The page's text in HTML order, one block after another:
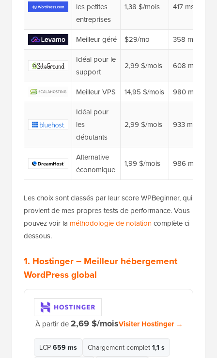
les petites
entreprises
1,38 $/mois 417 ms
Meilleur géré $29/mo
358 ms 👑
Idéal pour le
support
2,99 $/mois 608 ms
Meilleur VPS 14,95 $/mois
980 ms
Idéal pour
les
débutants
2,99 $/mois 933 ms
Alternative
économique
1,99 $/mois 986 ms
Les choix sont classés par leur score WPBeginner, qui
provient de mes propres tests de performance. Vous
pouvez voir la méthodologie de notationcomplète ci-
dessous.
1. Hostinger– Meilleur hébergement
WordPress global
À partir de2,69 $/moisVisiter Hostinger →
LCP 659 ms Chargement complet 1,1 s